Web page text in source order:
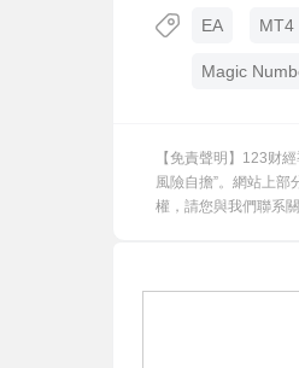
EA MT4
Magic
【免責聲明】123财
風險自擔”。網站上
權，請您與我們聯系